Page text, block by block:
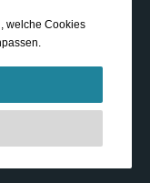
welche Cookies
sind essenziell,
das